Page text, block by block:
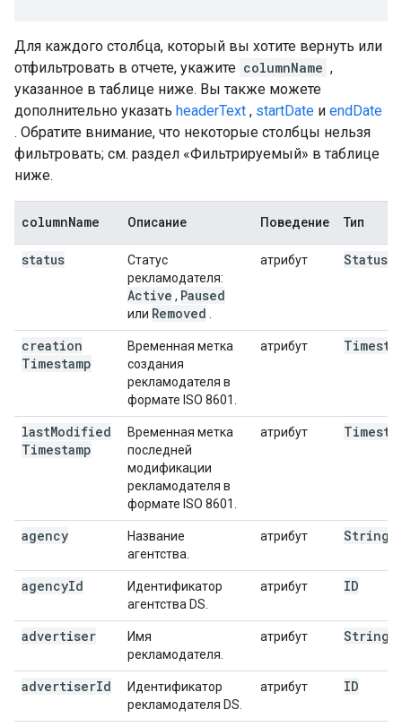
Для каждого столбца, который вы хотите вернуть или
отфильтровать в отчете, укажите columnName ,
указанное в таблице ниже. Вы также можете
дополнительно указать headerText , startDate и endDate
. Обратите внимание, что некоторые столбцы нельзя
фильтровать; см. раздел «Фильтрируемый» в таблице
ниже.
columnName Описание Поведение Тип
status
Статус
рекламодателя:
Active , Paused
или Removed
атрибут Status
creation
Timestamp
Временная метка
создания
рекламодателя в
формате ISO 8601.
атрибут
lastModified
Timestamp
Временная метка
последней
модификации
рекламодателя в
формате ISO 8601.
атрибут
agency
Название
агентства.
атрибут String
agencyId
Идентификатор
агентства DS.
атрибут ID
advertiser
Имя
рекламодателя.
атрибут String
advertiserId
Идентификатор
рекламодателя DS.
атрибут ID